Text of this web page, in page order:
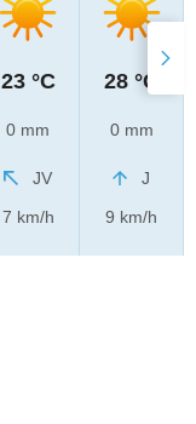
23 °C
0 mm
JV
7 km/h
28 °C
0 mm
J
9 km/h